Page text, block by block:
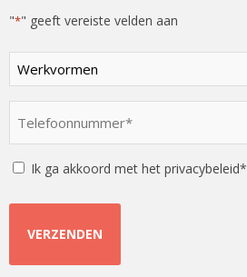
"*" geeft vereiste velden aan
Kies
een
optie
Instemming
Ik ga akkoord met het privacybeleid*